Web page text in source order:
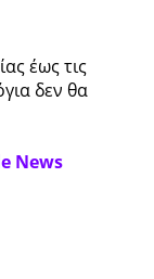
έως τις
δεν θα
News